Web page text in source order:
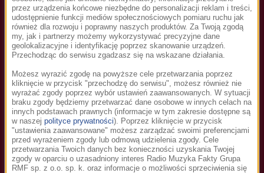
Możliwa rezygnacja w każdej chwili
Stream w wyższej jakości
Krok 1.
Podaj adres e-mail
Jeśli jeszcze nie masz konta, założymy je dla
Ciebie i wyślemy tymczasowe hasło.
przez urządzenia końcowe niezbędne do personalizacji reklam i treści,
udostępnienie funkcji mediów społecznościowych pomiaru ruchu jak
również dla rozwoju i poprawny naszych produktów. Za Twoją zgodą
my, jak i partnerzy możemy wykorzystywać precyzyjne dane
geolokalizacyjne i identyfikację poprzez skanowanie urządzeń.
Przechodząc do serwisu zgadzasz się na wskazane działania.
Możesz wyrazić zgodę na powyższe cele przetwarzania poprzez
kliknięcie w przycisk "przechodzę do serwisu", możesz również nie
wyrażać zgody poprzez wybór ustawień zaawansowanych. W sytuacji
braku zgody będziemy przetwarzać dane osobowe w innych celach na
innych podstawach prawnych (informacje w tym zakresie dostępne są
w naszej polityce prywatności). Poprzez kliknięcie w przycisk
"ustawienia zaawansowane" możesz zarządzać swoimi preferencjami
przed wyrażeniem zgody lub odmową udzielenia zgody. Cele
przetwarzania Twoich danych bez konieczności uzyskania Twojej
zgody w oparciu o uzasadniony interes Radio Muzyka Fakty Grupa
RMF sp. z o.o. sp. k. oraz informacje o możliwości sprzeciwienia się